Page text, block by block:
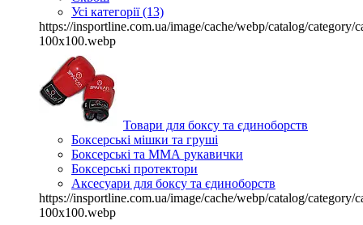
Усі категорії (13)
https://insportline.com.ua/image/cache/webp/catalog/category/
100x100.webp
Товари для боксу та єдиноборств
Боксерські мішки та груші
Боксерські та ММА рукавички
Боксерські протектори
Аксесуари для боксу та єдиноборств
https://insportline.com.ua/image/cache/webp/catalog/category/
100x100.webp